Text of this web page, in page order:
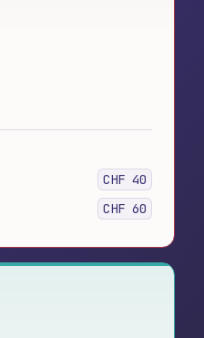
CHF 40
CHF 60